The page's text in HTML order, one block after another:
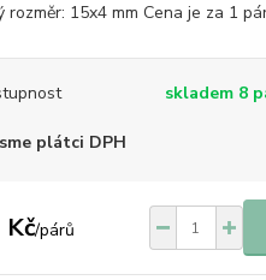
rozměr: 15x4 mm Cena je za 1
skladem 8
plátci DPH
Kč/párů